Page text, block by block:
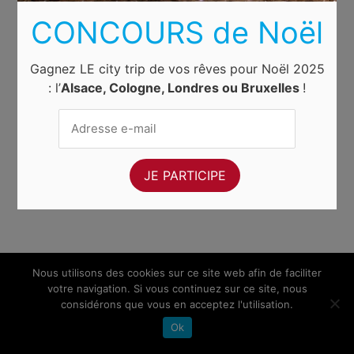
Nous utilisons des cookies sur ce site web afin de faciliter
votre navigation. Si vous continuez sur ce site, nous
considérons que vous en acceptez l'utilisation.
Ok
CONCOURS de Noël
Gagnez LE city trip de vos rêves pour Noël 2025
: l’Alsace, Cologne, Londres ou Bruxelles !